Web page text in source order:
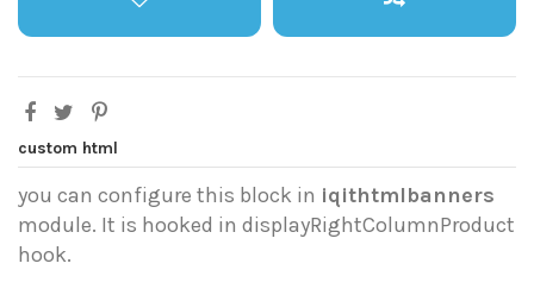
custom html
you can configure this block in iqithtmlbanners
module. It is hooked in displayRightColumnProduct
hook.